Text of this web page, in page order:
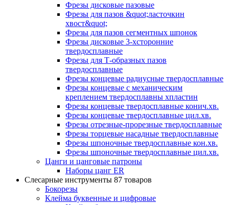
Фрезы дисковые пазовые
Фрезы для пазов &quot;ласточкин
хвост&quot;
Фрезы для пазов сегментных шпонок
Фрезы дисковые 3-хсторонние
твердосплавные
Фрезы для Т-образных пазов
твердосплавные
Фрезы концевые радиусные твердосплавные
Фрезы концевые с механическим
креплением твердосплавны хпластин
Фрезы концевые твердосплавные конич.хв.
Фрезы концевые твердосплавные цил.хв.
Фрезы отрезные-прорезные твердосплавные
Фрезы торцевые насадные твердосплавные
Фрезы шпоночные твердосплавные кон.хв.
Фрезы шпоночные твердосплавные цил.хв.
Цанги и цанговые патроны
Наборы цанг ER
Слесарные инструменты 87 товаров
Бокорезы
Клейма буквенные и цифровые